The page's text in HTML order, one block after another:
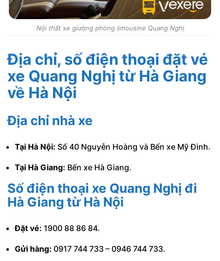
Nội thất xe giường phòng limousine Quang Nghị
Địa chỉ, số điện thoại đặt vé
xe Quang Nghị từ Hà Giang
về Hà Nội
Địa chỉ nhà xe
Tại Hà Nội: Số 40 Nguyễn Hoàng và Bến xe Mỹ Đình.
Tại Hà Giang: Bến xe Hà Giang.
Số điện thoại xe Quang Nghị đi
Hà Giang từ Hà Nội
Đặt vé: 1900 88 86 84.
Gửi hàng: 0917 744 733 – 0946 744 733.